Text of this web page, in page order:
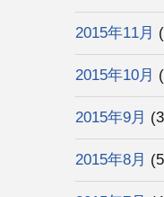
2015年11月
2015年10月
2015年9月
2015年8月